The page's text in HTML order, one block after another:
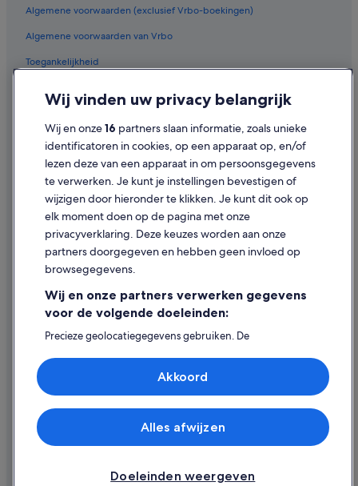
Algemene voorwaarden (exclusief Vrbo-boekingen)
Algemene voorwaarden van Vrbo
Toegankelijkheid
Gebruiksvoorwaarden
Juridische informatie/Contact
Inhoudsrichtlijnen en inhoud rapporteren
Hulp
Contact
Restitutieproces en tijdsbestek
Boek een vlucht met airlinetegoed
Internationale reisdocumenten
© 2026 Expedia, Inc. - een bedrijf van Expedia Group. Alle rechten
voorbehouden. Expedia en het Expedia-logo zijn handelsmerken of
Wij vinden uw privacy belangrijk
Wij en onze16 partners slaan informatie, zoals unieke
identificatoren in cookies, op een apparaat op, en/of
lezen deze van een apparaat in om persoonsgegevens
te verwerken. Je kunt je instellingen bevestigen of
wijzigen door hieronder te klikken. Je kunt dit ook op
elk moment doen op de pagina met onze
privacyverklaring. Deze keuzes worden aan onze
partners doorgegeven en hebben geen invloed op
browsegegevens.
Wij en onze partners verwerken gegevens
voor de volgende doeleinden:
Precieze geolocatiegegevens gebruiken. De
Informatie op een apparaat opslaan en/of openen.
Gepersonaliseerde advertenties en content, advertentie-
en contentmetingen, doelgroepenonderzoek en
Partnerlijst (derden)
Doeleinden weergeven
Alles afwijzen
Akkoord